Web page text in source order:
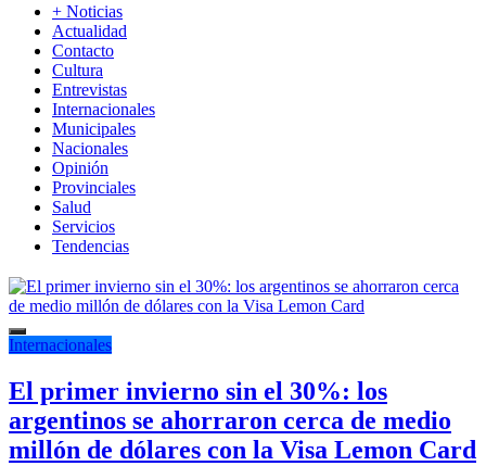
+ Noticias
Actualidad
Contacto
Cultura
Entrevistas
Internacionales
Municipales
Nacionales
Opinión
Provinciales
Salud
Servicios
Tendencias
Internacionales
El primer invierno sin el 30%: los
argentinos se ahorraron cerca de medio
millón de dólares con la Visa Lemon Card